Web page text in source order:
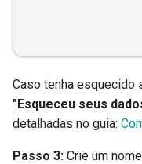
Caso tenha esquecido
"Esqueceu seus
detalhadas no guia:
Passo 3: Crie um